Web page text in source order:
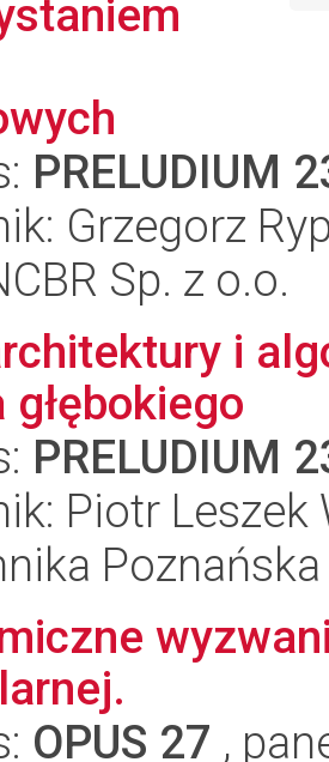
PRELUDIUM
Grzegorz
Sp. z o.o.
i
głębokiego
PRELUDIUM
Piotr Leszek
Poznańska
OPUS 27 ,